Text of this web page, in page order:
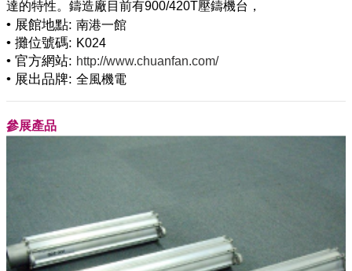
• 展館地點: 南港一館
• 攤位號碼: K024
• 官方網站: http://www.chuanfan.com/
• 展出品牌: 全風機電
參展產品